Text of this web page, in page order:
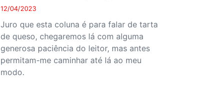
12/04/2023
Juro que esta coluna é para falar de tarta
de queso, chegaremos lá com alguma
generosa paciência do leitor, mas antes
permitam-me caminhar até lá ao meu
modo.